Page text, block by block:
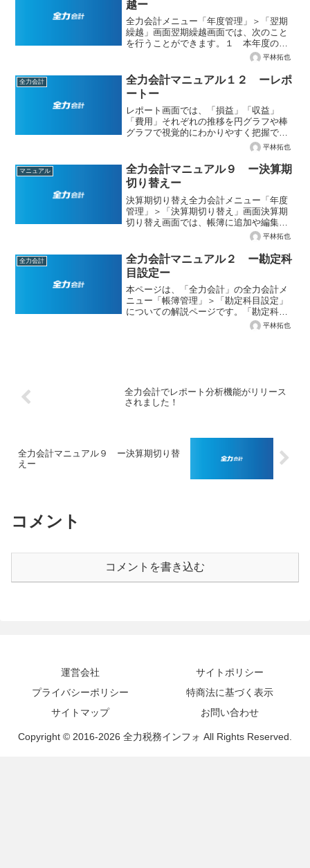
越ー
全力会計メニュー「年度管理」＞「翌期
繰越」画面翌期繰越画面では、次のこと
を行うことができます。１ 本年度の会
計データを繰り越さずに次年度を作成
年度を作成１ 本年度の会計データを繰
り越さずに次年度を作成本年...
平林拓也
全力会計
全力会計マニュアル１２ ーレポ
ートー
レポート画面では、「損益」「収益」
「費用」それぞれの推移を円グラフや棒
グラフで視覚的にわかりやすく把握でき
ます。１ 各レポート画面の説明「損
益」「収益」「費用」それぞれのレポー
トの特徴は次のとおりです。1-1 損益レ
ポート全力会計メニュー「...
平林拓也
マニュアル
全力会計マニュアル９ ー決算期
切り替えー
決算期切り替え全力会計メニュー「年度
管理」＞「決算期切り替え」画面決算期
切り替え画面では、帳簿に追加や編集す
る対象の決算期（＝会計期間）を切り替
えることができます。切り替えたい会計
期間の右端にある「切り替え」ボタンを
押してください。操作対象...
平林拓也
全力会計
全力会計マニュアル２ ー勘定科
目設定ー
本ページは、「全力会計」の全力会計メ
ニュー「帳簿管理」＞「勘定科目設定」
についての解説ページです。「勘定科目
設定」画面では、仕訳登録で使用する勘
平林拓也
全力会計でレポート分析機能がリリース
されました！
全力会計マニュアル９ ー決算期切り替
えー
コメント
コメントを書き込む
運営会社
サイトポリシー
プライバシーポリシー
特商法に基づく表示
サイトマップ
お問い合わせ
Copyright © 2016-2026 全力税務インフォ All Rights Reserved.